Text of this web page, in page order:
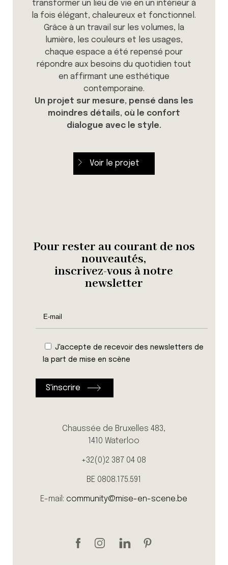
transformer un lieu de vie en un intérieur à
la fois élégant, chaleureux et fonctionnel.
Grâce à un travail sur les volumes, la
lumière, les couleurs et les usages,
chaque espace a été repensé pour
répondre aux besoins du quotidien tout
en affirmant une esthétique
contemporaine.
Un projet sur mesure, pensé dans les
moindres détails, où le confort
dialogue avec le style.
Voir le projet
Pour rester au courant de nos
nouveautés,
inscrivez-vous à notre
newsletter
J'accepte de recevoir des newsletters de
la part de mise en scène
Chaussée de Bruxelles 483,
1410 Waterloo
+32(0)2 387 04 08
BE 0808.175.591
E-mail: community@mise-en-scene.be